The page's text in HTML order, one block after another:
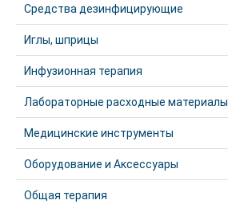
Средства дезинфицирующие
Иглы, шприцы
Инфузионная терапия
Лабораторные расходные материалы
Медицинские инструменты
Оборудование и Аксессуары
Общая терапия